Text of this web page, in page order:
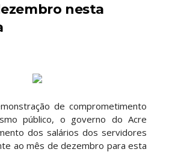
nesta
de comprometimento
público, o governo do Acre
dos salários dos servidores
ao mês de dezembro para esta